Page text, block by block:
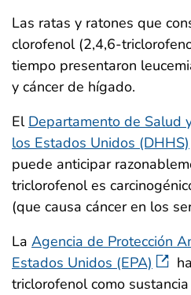
Las ratas y ratones que
clorofenol (2,4,6-
tiempo presentaron
y cáncer de hígado.
El Departamento de Salud
los Estados Unidos (DHHS)
puede anticipar
triclorofenol es
(que causa cáncer en los
La Agencia de Protección
Estados Unidos (EPA)
triclorofenol como